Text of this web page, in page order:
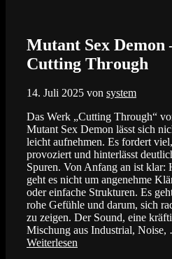
Mutant Sex Demon
Cutting Through
14. Juli 2025 von system
Das Werk „Cutting Through“
Mutant Sex Demon lässt sich
leicht aufnehmen. Es fordert viel,
provoziert und hinterlässt
Spuren. Von Anfang an ist klar:
geht es nicht um angenehme
oder einfache Strukturen. Es
rohe Gefühle und darum, sich
zu zeigen. Der Sound, eine
Mischung aus Industrial,
Weiterlesen